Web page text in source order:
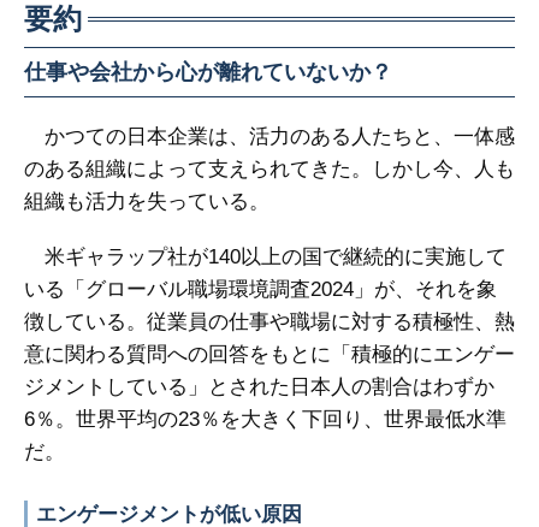
要約
仕事や会社から心が離れていないか？
かつての日本企業は、活力のある人たちと、一体感
のある組織によって支えられてきた。しかし今、人も
組織も活力を失っている。
米ギャラップ社が140以上の国で継続的に実施して
いる「グローバル職場環境調査2024」が、それを象
徴している。従業員の仕事や職場に対する積極性、熱
意に関わる質問への回答をもとに「積極的にエンゲー
ジメントしている」とされた日本人の割合はわずか
6％。世界平均の23％を大きく下回り、世界最低水準
だ。
エンゲージメントが低い原因